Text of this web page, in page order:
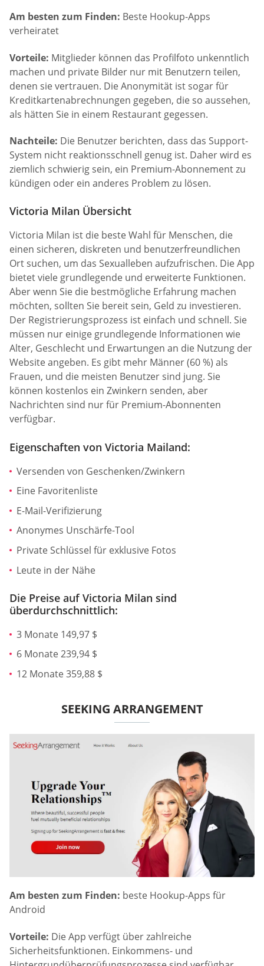
Am besten zum Finden: Beste Hookup-Apps
verheiratet
Vorteile: Mitglieder können das Profilfoto unkenntlich
machen und private Bilder nur mit Benutzern teilen,
denen sie vertrauen. Die Anonymität ist sogar für
Kreditkartenabrechnungen gegeben, die so aussehen,
als hätten Sie in einem Restaurant gegessen.
Nachteile: Die Benutzer berichten, dass das Support-
System nicht reaktionsschnell genug ist. Daher wird es
ziemlich schwierig sein, ein Premium-Abonnement zu
kündigen oder ein anderes Problem zu lösen.
Victoria Milan Übersicht
Victoria Milan ist die beste Wahl für Menschen, die
einen sicheren, diskreten und benutzerfreundlichen
Ort suchen, um das Sexualleben aufzufrischen. Die App
bietet viele grundlegende und erweiterte Funktionen.
Aber wenn Sie die bestmögliche Erfahrung machen
möchten, sollten Sie bereit sein, Geld zu investieren.
Der Registrierungsprozess ist einfach und schnell. Sie
müssen nur einige grundlegende Informationen wie
Alter, Geschlecht und Erwartungen an die Nutzung der
Website angeben. Es gibt mehr Männer (60 %) als
Frauen, und die meisten Benutzer sind jung. Sie
können kostenlos ein Zwinkern senden, aber
Nachrichten sind nur für Premium-Abonnenten
verfügbar.
Eigenschaften von Victoria Mailand:
Versenden von Geschenken/Zwinkern
Eine Favoritenliste
E-Mail-Verifizierung
Anonymes Unschärfe-Tool
Private Schlüssel für exklusive Fotos
Leute in der Nähe
Die Preise auf Victoria Milan sind
überdurchschnittlich:
3 Monate 149,97 $
6 Monate 239,94 $
12 Monate 359,88 $
SEEKING ARRANGEMENT
Am besten zum Finden: beste Hookup-Apps für
Android
Vorteile: Die App verfügt über zahlreiche
Sicherheitsfunktionen. Einkommens- und